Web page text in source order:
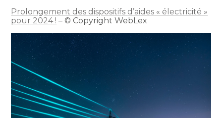
Prolongement des dispositifs d’aides « électricité »
pour 2024 ! – © Copyright WebLex